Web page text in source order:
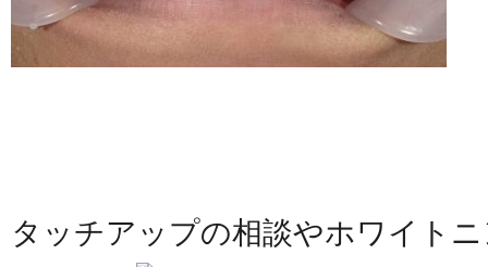
タッチアップの相談やホワイト